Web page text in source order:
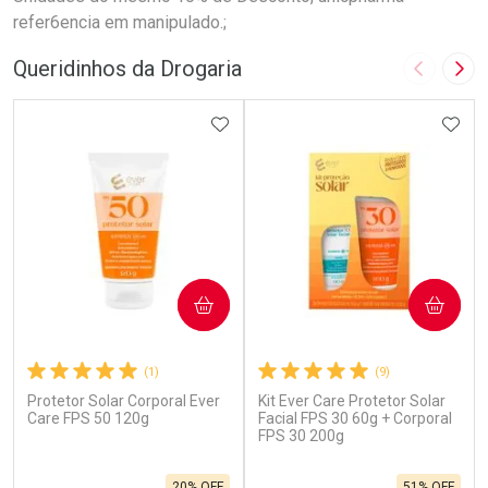
refer6encia em manipulado.;
Queridinhos da Drogaria Imagem
(1)
Protetor Solar Corporal Ever
Care FPS 50 120g
ADICIONAR AOS FAVORITOS
COMPRAR
(9)
Kit Ever Care Protetor Solar
Facial FPS 30 60g + Corporal
FPS 30 200g
COMPRAR